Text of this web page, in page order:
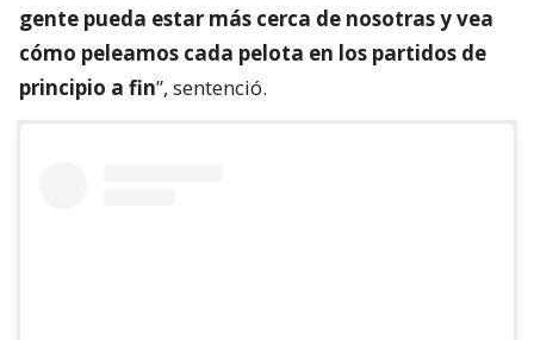
gente pueda estar más cerca de nosotras y vea
cómo peleamos cada pelota en los partidos de
principio a fin”, sentenció.